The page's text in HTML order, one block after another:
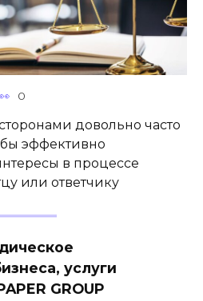
0
довольно часто
эффективно
в процессе
или ответчику
услуги
GROUP